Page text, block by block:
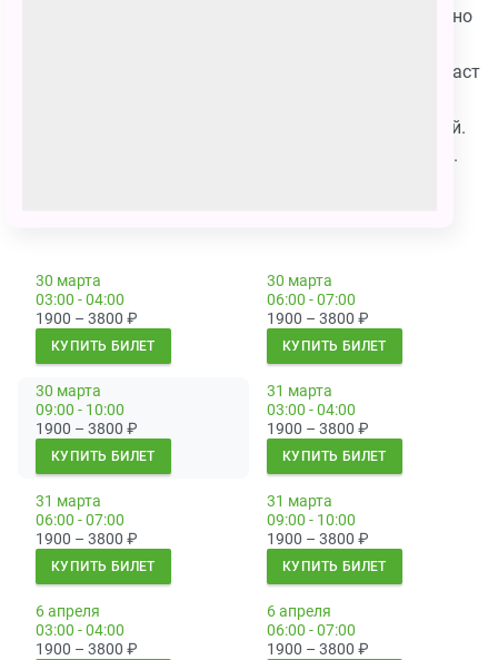
полных лет. Для детей до 3х лет посещение бесплатно
места. Наличие документа, подтверждающего возраст
3. Детям до 8 лет нужен сопровождающий взрослый.
Для взрослого билет приобретается дополнительно.
30 марта
03:00 - 04:00
1900 – 3800 ₽
КУПИТЬ БИЛЕТ
30 марта
06:00 - 07:00
1900 – 3800 ₽
КУПИТЬ БИЛЕТ
30 марта
09:00 - 10:00
1900 – 3800 ₽
КУПИТЬ БИЛЕТ
31 марта
03:00 - 04:00
1900 – 3800 ₽
КУПИТЬ БИЛЕТ
31 марта
06:00 - 07:00
1900 – 3800 ₽
КУПИТЬ БИЛЕТ
31 марта
09:00 - 10:00
1900 – 3800 ₽
КУПИТЬ БИЛЕТ
6 апреля
03:00 - 04:00
1900 – 3800 ₽
6 апреля
06:00 - 07:00
1900 – 3800 ₽